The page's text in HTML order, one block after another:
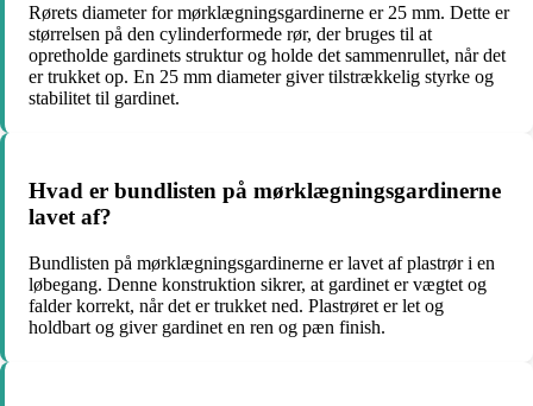
Rørets diameter for mørklægningsgardinerne er 25 mm. Dette er
størrelsen på den cylinderformede rør, der bruges til at
opretholde gardinets struktur og holde det sammenrullet, når det
er trukket op. En 25 mm diameter giver tilstrækkelig styrke og
stabilitet til gardinet.
Hvad er bundlisten på mørklægningsgardinerne
lavet af?
Bundlisten på mørklægningsgardinerne er lavet af plastrør i en
løbegang. Denne konstruktion sikrer, at gardinet er vægtet og
falder korrekt, når det er trukket ned. Plastrøret er let og
holdbart og giver gardinet en ren og pæn finish.